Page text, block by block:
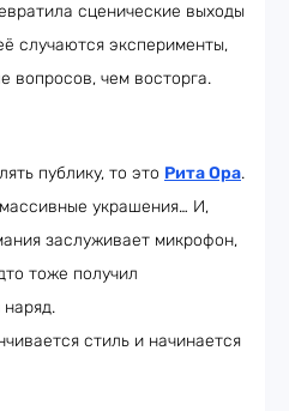
сценические выходы
случаются эксперименты,
вопросов, чем восторга.
публику, то это Рита Ора.
украшения… И,
заслуживает микрофон,
тоже получил
стиль и начинается